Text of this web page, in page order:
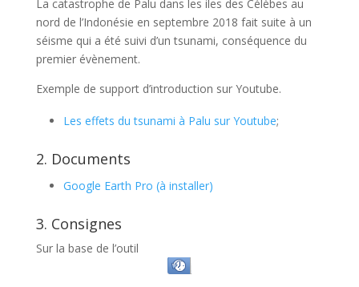
La catastrophe de Palu dans les iles des Célèbes au
nord de l’Indonésie en septembre 2018 fait suite à un
séisme qui a été suivi d’un tsunami, conséquence du
premier évènement.
Exemple de support d’introduction sur Youtube.
Les effets du tsunami à Palu sur Youtube;
2. Documents
Google Earth Pro (à installer)
3. Consignes
Sur la base de l’outil